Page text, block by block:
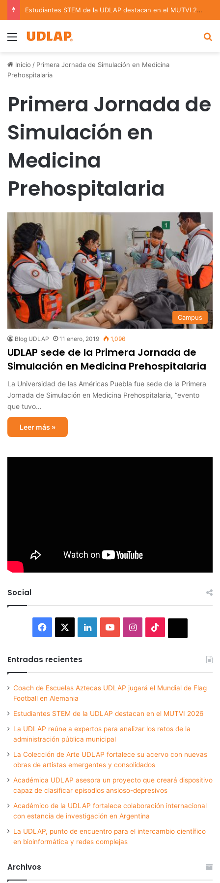
Estudiantes STEM de la UDLAP destacan en el MUTVI 2026
Menu
Inicio / Primera Jornada de Simulación en Medicina
Prehospitalaria
Primera Jornada de
Simulación en
Medicina
Prehospitalaria
Campus
Blog UDLAP 11 enero, 2019 1,096
UDLAP sede de la Primera Jornada de
Simulación en Medicina Prehospitalaria
La Universidad de las Américas Puebla fue sede de la Primera
Jornada de Simulación en Medicina Prehospitalaria, “evento
que tuvo…
Leer más »
Social
Facebook LinkedInYouTubeInstagram
Entradas recientes
Coach de Escuelas Aztecas UDLAP jugará el Mundial de Flag
Football en Alemania
Estudiantes STEM de la UDLAP destacan en el MUTVI 2026
La UDLAP reúne a expertos para analizar los retos de la
administración pública municipal
La Colección de Arte UDLAP fortalece su acervo con nuevas
obras de artistas emergentes y consolidados
Académica UDLAP asesora un proyecto que creará dispositivo
capaz de clasificar episodios ansioso-depresivos
Académico de la UDLAP fortalece colaboración internacional
con estancia de investigación en Argentina
La UDLAP, punto de encuentro para el intercambio científico
en bioinformática y redes complejas
Archivos